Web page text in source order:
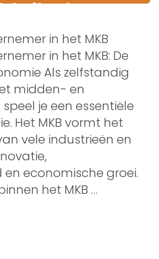
in het MKB
in het MKB: De
Als zelfstandig
midden- en
je een essentiële
Het MKB vormt het
vele industrieën en
economische groei.
het MKB …